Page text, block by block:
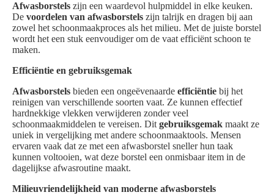
Afwasborstels zijn een waardevol hulpmiddel in elke keuken.
De voordelen van afwasborstels zijn talrijk en dragen bij aan
zowel het schoonmaakproces als het milieu. Met de juiste borstel
wordt het een stuk eenvoudiger om de vaat efficiënt schoon te
maken.
Efficiëntie en gebruiksgemak
Afwasborstels bieden een ongeëvenaarde efficiëntie bij het
reinigen van verschillende soorten vaat. Ze kunnen effectief
hardnekkige vlekken verwijderen zonder veel
schoonmaakmiddelen te vereisen. Dit gebruiksgemak maakt ze
uniek in vergelijking met andere schoonmaaktools. Mensen
ervaren vaak dat ze met een afwasborstel sneller hun taak
kunnen voltooien, wat deze borstel een onmisbaar item in de
dagelijkse afwasroutine maakt.
Milieuvriendelijkheid van moderne afwasborstels